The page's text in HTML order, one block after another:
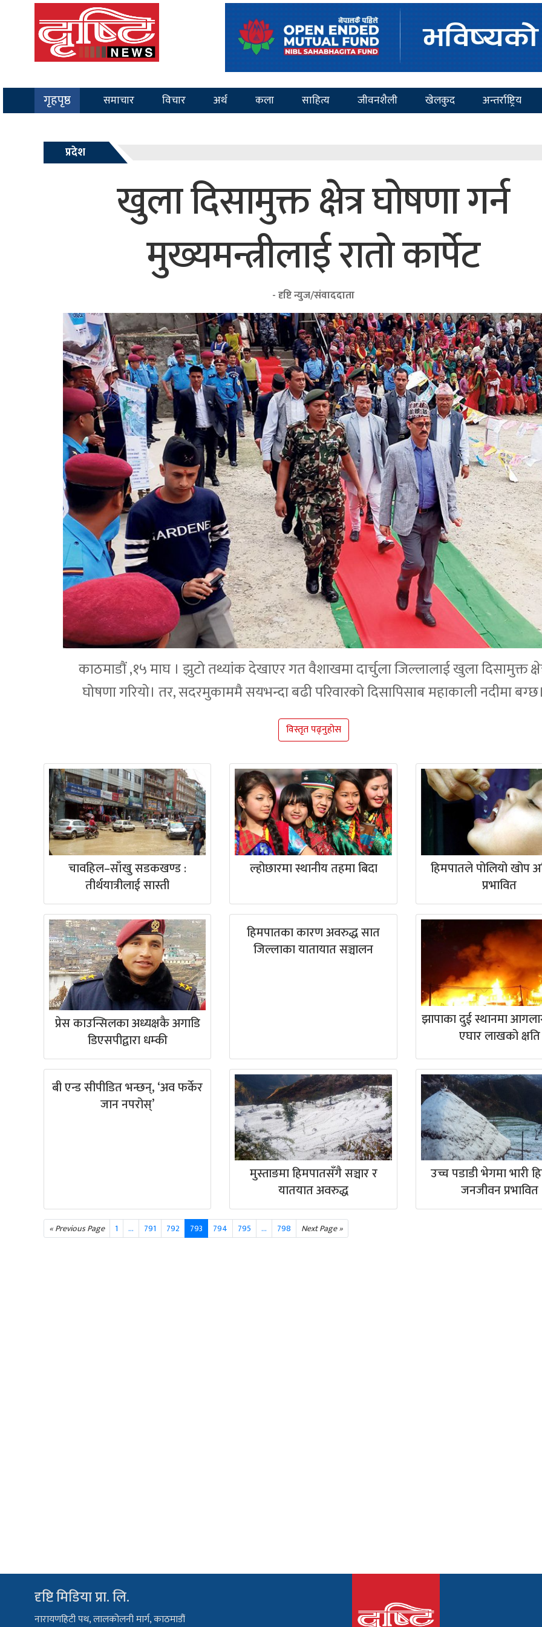
गृहपृष्ठ समाचार विचार अर्थ कला साहित्य जीवनशैली खेलकुद अन्तर्राष्ट्रिय
प्रदेश
खुला दिसामुक्त क्षेत्र घोषणा गर्न
मुख्यमन्त्रीलाई रातो कार्पेट
- दृष्टि न्युज/संवाददाता
काठमाडौं ,१५ माघ । झुटो तथ्यांक देखाएर गत वैशाखमा दार्चुला जिल्लालाई खुला दिसामुक्त
घोषणा गरियो। तर, सदरमुकाममै सयभन्दा बढी परिवारको दिसापिसाब महाकाली नदीमा
विस्तृत पढ्नुहोस
चावहिल–साँखु सडकखण्ड :
तीर्थयात्रीलाई सास्ती
ल्होछारमा स्थानीय तहमा बिदा
हिमपातले पोलियो खोप
प्रभावित
प्रेस काउन्सिलका अध्यक्षकै अगाडि
डिएसपीद्वारा धम्की
हिमपातका कारण अवरुद्ध सात
जिल्लाका यातायात सञ्चालन
झापाका दुई स्थानमा
एघार लाखको क्षति
बी एन्ड सीपीडित भन्छन्, ‘अव फर्केर
जान नपरोस्’
मुस्ताङमा हिमपातसँगै सञ्चार र
यातयात अवरुद्ध
उच्च पडाडी भेगमा भारी
जनजीवन प्रभावित
« Previous Page 1 … 791 792 793 794 795 ... 798 Next Page »
दृष्टि मिडिया प्रा. लि.
नारायणहिटी पथ, लालकोलनी मार्ग, काठमाडौं